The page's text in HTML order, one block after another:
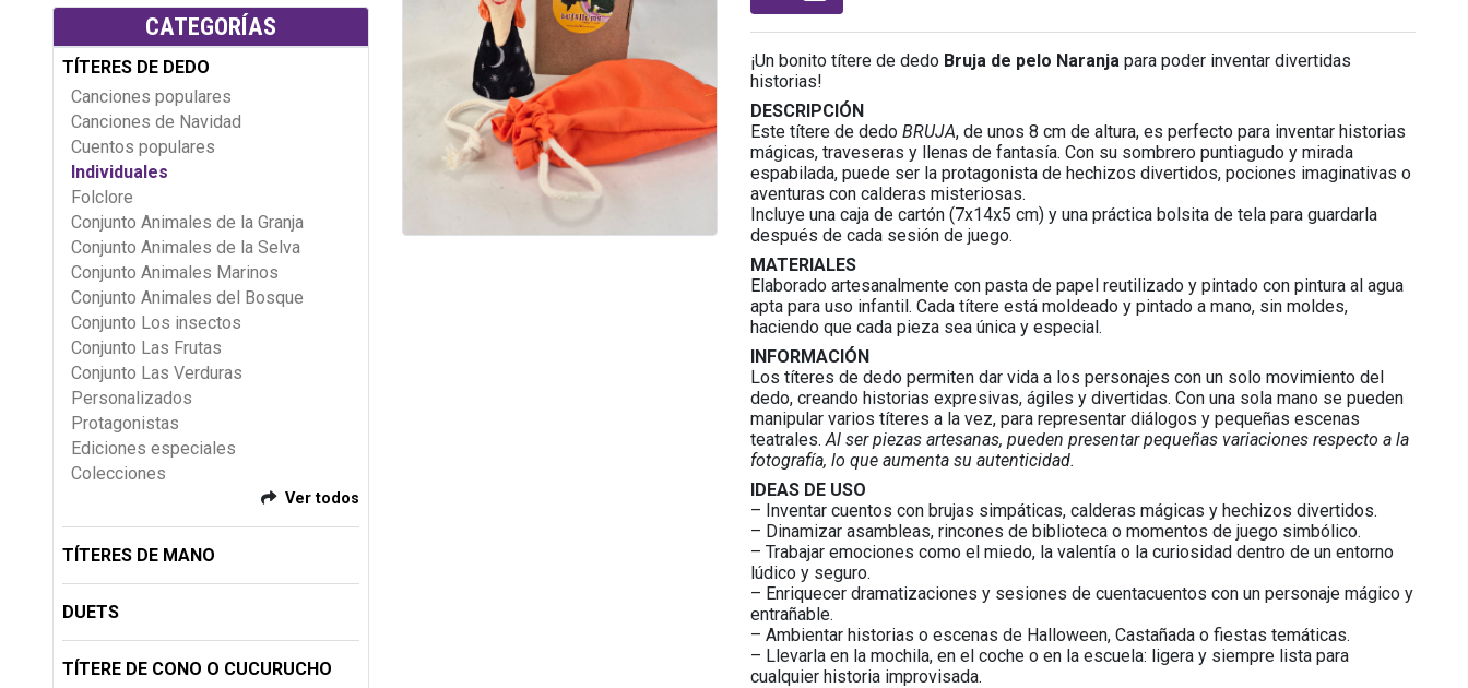
CATEGORÍAS
TÍTERES DE DEDO
Canciones populares
Canciones de Navidad
Cuentos populares
Individuales
Folclore
Conjunto Animales de la Granja
Conjunto Animales de la Selva
Conjunto Animales Marinos
Conjunto Animales del Bosque
Conjunto Los insectos
Conjunto Las Frutas
Conjunto Las Verduras
Personalizados
Protagonistas
Ediciones especiales
Colecciones
Ver todos
TÍTERES DE MANO
DUETS
TÍTERE DE CONO O CUCURUCHO
¡Un bonito títere de dedo Bruja de pelo Naranja para poder inventar divertidas
historias!
DESCRIPCIÓN
Este títere de dedo BRUJA, de unos 8 cm de altura, es perfecto para inventar historias
mágicas, traveseras y llenas de fantasía. Con su sombrero puntiagudo y mirada
espabilada, puede ser la protagonista de hechizos divertidos, pociones imaginativas o
aventuras con calderas misteriosas.
Incluye una caja de cartón (7x14x5 cm) y una práctica bolsita de tela para guardarla
después de cada sesión de juego.
MATERIALES
Elaborado artesanalmente con pasta de papel reutilizado y pintado con pintura al agua
apta para uso infantil. Cada títere está moldeado y pintado a mano, sin moldes,
haciendo que cada pieza sea única y especial.
INFORMACIÓN
Los títeres de dedo permiten dar vida a los personajes con un solo movimiento del
dedo, creando historias expresivas, ágiles y divertidas. Con una sola mano se pueden
manipular varios títeres a la vez, para representar diálogos y pequeñas escenas
teatrales. Al ser piezas artesanas, pueden presentar pequeñas variaciones respecto a la
fotografía, lo que aumenta su autenticidad.
IDEAS DE USO
– Inventar cuentos con brujas simpáticas, calderas mágicas y hechizos divertidos.
– Dinamizar asambleas, rincones de biblioteca o momentos de juego simbólico.
– Trabajar emociones como el miedo, la valentía o la curiosidad dentro de un entorno
lúdico y seguro.
– Enriquecer dramatizaciones y sesiones de cuentacuentos con un personaje mágico y
entrañable.
– Ambientar historias o escenas de Halloween, Castañada o fiestas temáticas.
– Llevarla en la mochila, en el coche o en la escuela: ligera y siempre lista para
cualquier historia improvisada.